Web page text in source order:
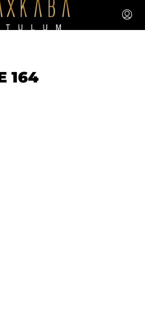
164